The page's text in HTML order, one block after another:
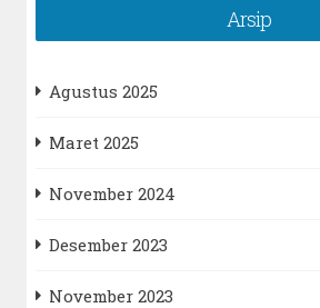
Arsip
Agustus 2025
Maret 2025
November 2024
Desember 2023
November 2023